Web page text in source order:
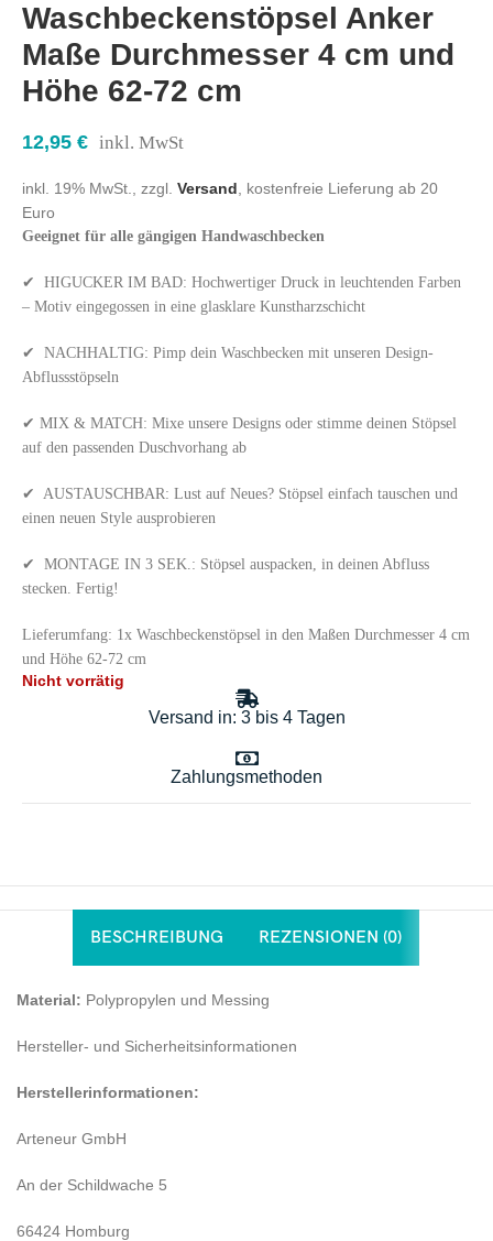
Waschbeckenstöpsel Anker
Maße Durchmesser 4 cm und
Höhe 62-72 cm
12,95 € inkl. MwSt
inkl. 19% MwSt., zzgl. Versand , kostenfreie Lieferung ab 20
Euro
Geeignet für alle gängigen Handwaschbecken
✔ HIGUCKER IM BAD: Hochwertiger Druck in leuchtenden Farben
– Motiv eingegossen in eine glasklare Kunstharzschicht
✔ NACHHALTIG: Pimp dein Waschbecken mit unseren Design-
Abflussstöpseln
✔ MIX & MATCH: Mixe unsere Designs oder stimme deinen Stöpsel
auf den passenden Duschvorhang ab
✔ AUSTAUSCHBAR: Lust auf Neues? Stöpsel einfach tauschen und
einen neuen Style ausprobieren
✔ MONTAGE IN 3 SEK.: Stöpsel auspacken, in deinen Abfluss
stecken. Fertig!
Lieferumfang: 1x Waschbeckenstöpsel in den Maßen Durchmesser 4 cm
und Höhe 62-72 cm
Nicht vorrätig
Versand in: 3 bis 4 Tagen
Zahlungsmethoden
BESCHREIBUNG REZENSIONEN (0)
Material: Polypropylen und Messing
Hersteller- und Sicherheitsinformationen
Herstellerinformationen:
Arteneur GmbH
An der Schildwache 5
66424 Homburg